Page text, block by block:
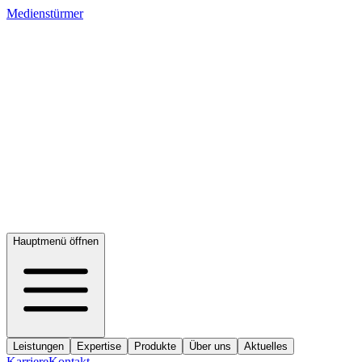
Medienstürmer
Hauptmenü öffnen
Leistungen Expertise Produkte Über uns Aktuelles